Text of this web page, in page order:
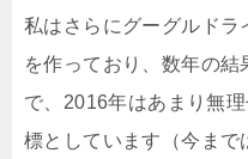
私はさらにグーグルドラ
を作っており、数年の
で、2016年はあまり無
標としています（今まで